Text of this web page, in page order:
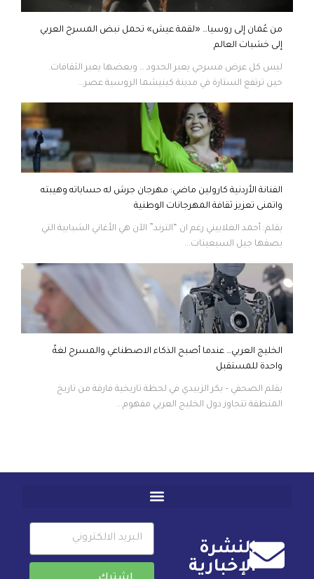
من عُمان إلى روسيا… «لقمة عيش» تحمل نبض المسرح العربي
إلى خشبات العالم
ليس كل عرض مسرحي يعبر الحدود … وبعضها يعبر الثقافات.
حين ترتفع الستارة في مدينة كينيشما الروسية عصر...
الفنانة الأردنية كارولين ماضي: مهرجان جرش له حساباته وهيبته
واتمنى تعزيز ثقافة المهرجانات الوطنية
بقلم: أحمد الغلاييني رغم ان “الترند” الآن هي الأغاني الشبابية التي
يصفها جيل السبعينات...
الخليج العربي… عندما أصبح الذكاء الاصطناعي والمسرح لغةً
واحدة للمستقبل
بقلم الصحفي – بكر الزبيدي في لحظة تاريخية فارقة من تاريخ
المنطقة تتجاوز دول الخليج العربي مفهوم...
النشرة
الإخبارية